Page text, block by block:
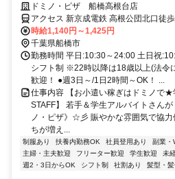
まり！学生活躍中
ドミノ・ピザ 船橋高根台店
アクセス 新京成電鉄 高根公団北口徒
北口徒歩約10分、新京成電鉄 滝不動
京成線 高根公団駅
時給1,140円～1,425円
千葉県船橋市
勤務時間 平日:10:30～24:00 土日祝
シフト制 ※22時以降は18歳以上(法令
歓迎！ ●週3日～/1日2時間～OK！ ...
仕事内容 【お小遣い稼ぎはドミノで
STAFF】 若手＆学生アルバイトさん
ノ・ピザ》☆彡 賑やかな雰囲気で協
ちが増え...
制服あり 扶養内勤務OK 社員登用あり 副業・
主婦・主夫歓迎
フリーター歓迎 学生歓迎 未
週2・3日からOK
シフト制 社割あり 髪型・